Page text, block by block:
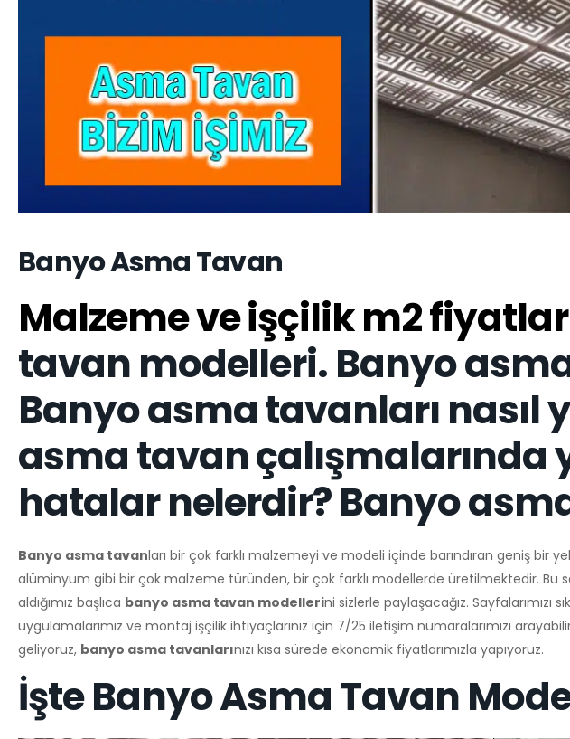
Banyo Asma Tavan
Malzeme ve işçilik m2
tavan modelleri. Banyo
Banyo asma tavanları nasıl
asma tavan çalışmalarında
hatalar nelerdir? Banyo
Banyo asma tavanları bir çok farklı malzemeyi ve modeli içinde barındıran geniş bir
alüminyum gibi bir çok malzeme türünden, bir çok farklı modellerde üretilmektedir. Bu
aldığımız başlıca banyo asma tavan modellerini sizlerle paylaşacağız. Sayfalarımızı
uygulamalarımız ve montaj işçilik ihtiyaçlarınız için 7/25 iletişim numaralarımızı
geliyoruz, banyo asma tavanlarınızı kısa sürede ekonomik fiyatlarımızla yapıyoruz.
İşte Banyo Asma Tavan